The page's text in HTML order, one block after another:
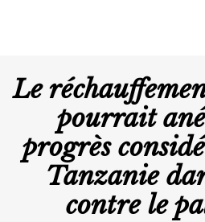
Le
pourrait
progrès
Tanzanie
contre le